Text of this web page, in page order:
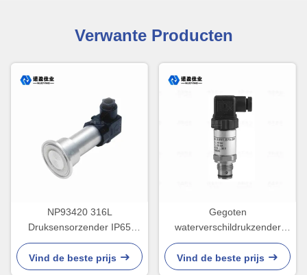
Verwante Producten
NP93420 316L
Druksensorzender IP65
Druktransmitter voor
vloeibaar gas
Vind de beste prijs
Gegoten
waterverschildrukzender
24VDC Hoge gevoeligheid
Vind de beste prijs